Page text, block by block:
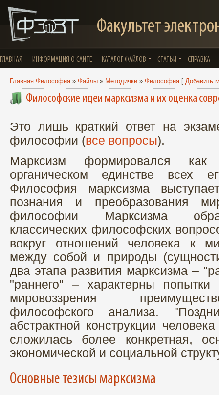
Факультет
ГЛАВНАЯ ИНФОРМАЦИЯ О САЙТЕ КАТАЛОГ ФАЙЛОВ СТАТЬИ СПРАВКА
Главная Философия » Файлы » Методички » Философия [ Добавить
Философские идеи марксизма и их оценка
Это лишь краткий ответ на
философии (все вопросы).
Марксизм формировался
органическом единстве всех
Философия марксизма
познания и преобразования
философии Марксизма
классических философских
вокруг отношений человека к
между собой и природы
два этапа развития марксизма –
"раннего" – характерны попытки
мировоззрения
философского анализа.
абстрактной конструкции
сложилась более конкретная,
экономической и социальной
Основные тезисы марксизма